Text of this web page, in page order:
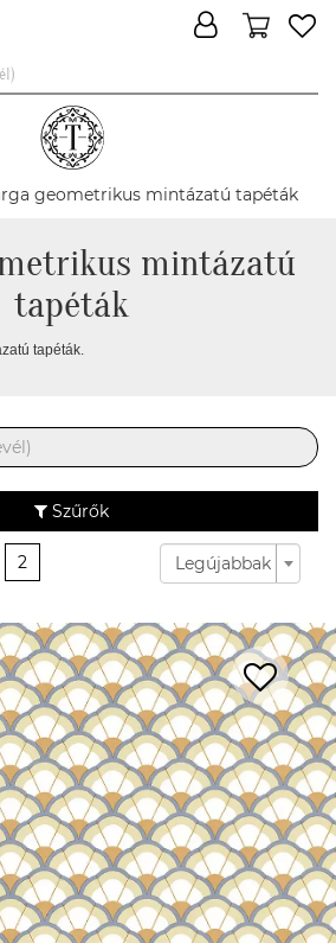
geometrikus mintázatú tapéták
mintázatú
tapéták
tapéták.
Szűrők
2 Legújabbak